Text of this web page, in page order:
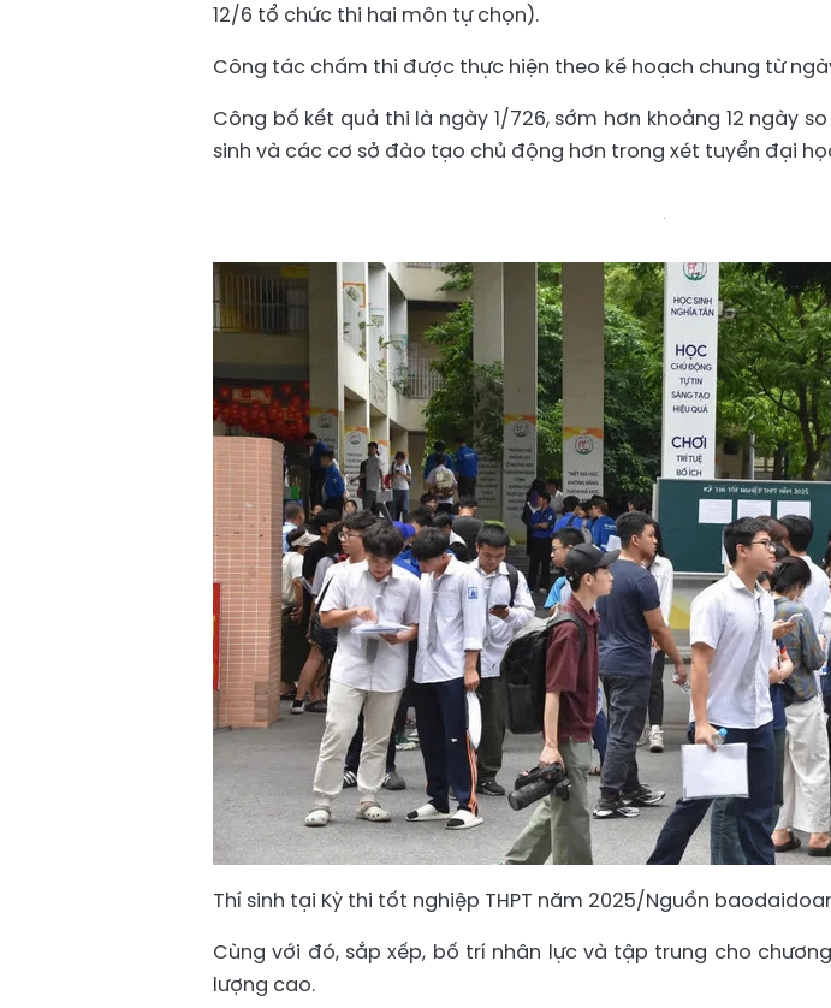
12/6 tổ chức thi hai môn tự chọn).
Công tác chấm thi được thực hiện theo kế hoạch chung từ
Công bố kết quả thi là ngày 1/726, sớm hơn khoảng 12 ngày
sinh và các cơ sở đào tạo chủ động hơn trong xét tuyển đại
Thí sinh tại Kỳ thi tốt nghiệp THPT năm 2025/Nguồn
Cùng với đó, sắp xếp, bố trí nhân lực và tập trung cho
lượng cao.